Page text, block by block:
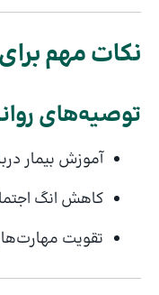
نکات مهم
توصیه‌های
آموزش بیمار
کاهش انگ
تقویت